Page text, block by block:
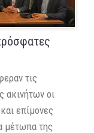
τις
ακινήτων οι
επίμονες
μέτωπα της